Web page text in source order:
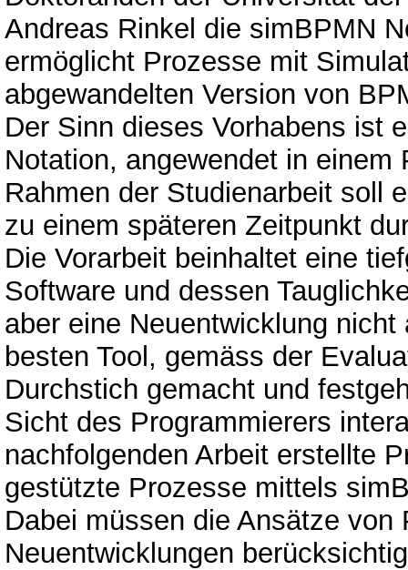
Andreas Rinkel die simBPMN
ermöglicht Prozesse mit
abgewandelten Version von
Der Sinn dieses Vorhabens ist
Notation, angewendet in
Rahmen der Studienarbeit soll
zu einem späteren Zeitpunkt
Die Vorarbeit beinhaltet eine
Software und dessen
aber eine Neuentwicklung
besten Tool, gemäss der
Durchstich gemacht und
Sicht des Programmierers
nachfolgenden Arbeit erstellte
gestützte Prozesse mittels
Dabei müssen die Ansätze
Neuentwicklungen